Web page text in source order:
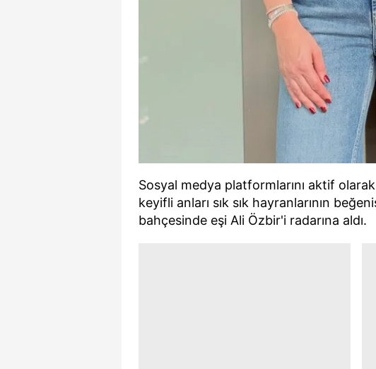
Sosyal medya platformlarını aktif
keyifli anları sık sık hayranlarının
bahçesinde eşi Ali Özbir'i radarına aldı.